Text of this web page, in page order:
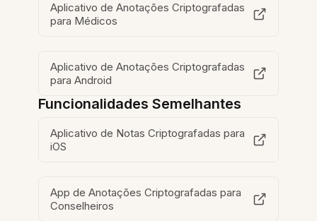
Aplicativo de Anotações Criptografadas
para Médicos
Aplicativo de Anotações Criptografadas
para Android
Funcionalidades Semelhantes
Aplicativo de Notas Criptografadas para
iOS
App de Anotações Criptografadas para
Conselheiros